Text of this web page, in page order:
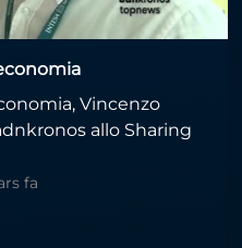
Vincenzo
allo Sharing
fa